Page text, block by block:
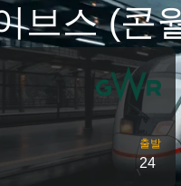
브스 (콘
출발
24